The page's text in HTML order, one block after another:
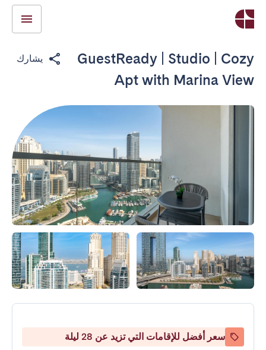
GuestReady | Studio | Cozy
Apt with Marina View
يشارك
سعر أفضل للإقامات التي تزيد عن 28 ليلة